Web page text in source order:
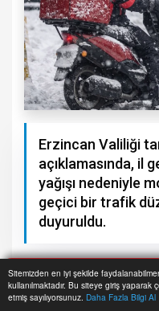
Sitemizden en iyi şekilde
kullanılmaktadır. Bu siteye giriş yaparak
etmiş sayılıyorsunuz. Daha Fazla Bilgi Al
Erzincan Valiliği
açıklamasında, il
yağışı nedeniyle
geçici bir trafik
duyuruldu.
Anasayfa Yazarlar